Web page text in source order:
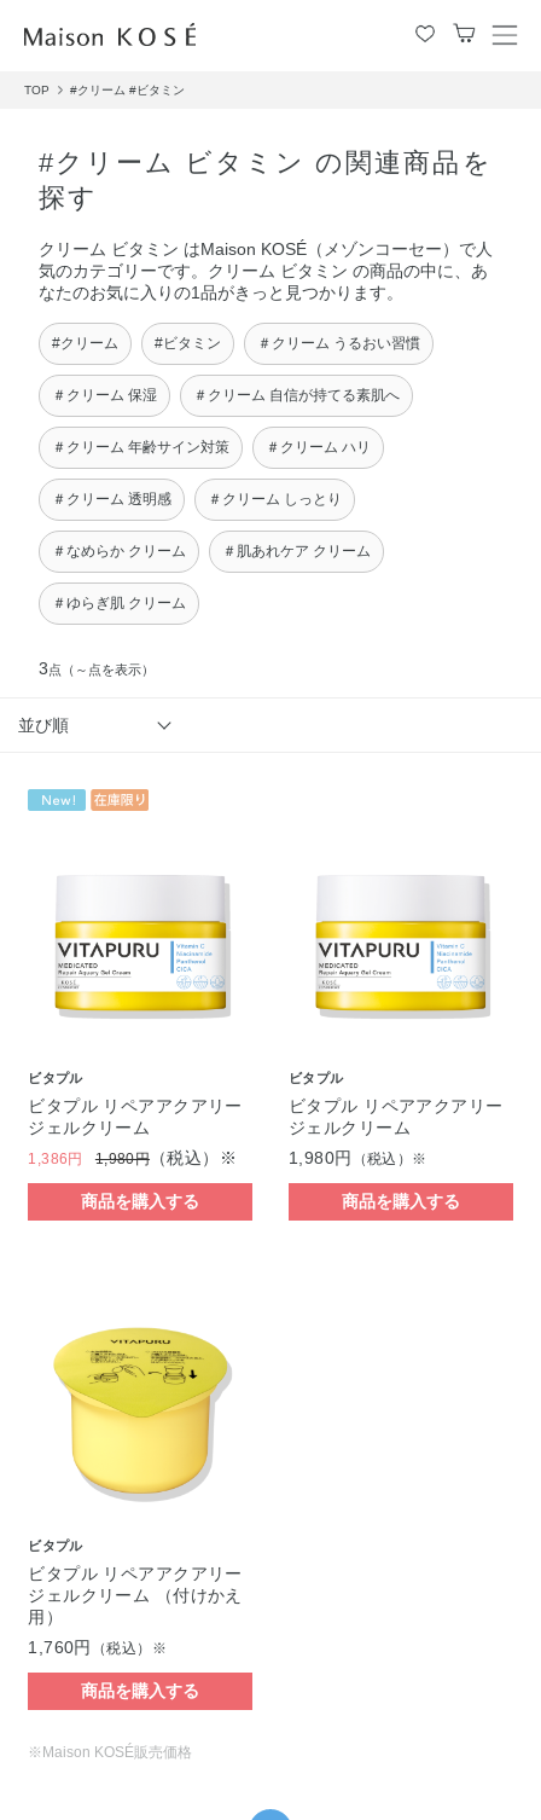
メ
TOP #クリーム #ビタミン
#クリーム ビタミン の関連商品を
探す
クリーム ビタミン はMaison KOSÉ（メゾンコーセー）で人
気のカテゴリーです。クリーム ビタミン の商品の中に、あ
なたのお気に入りの1品がきっと見つかります。
#クリーム #ビタミン ＃クリーム うるおい習慣
＃クリーム 保湿 ＃クリーム 自信が持てる素肌へ
＃クリーム 年齢サイン対策 ＃クリーム ハリ
＃クリーム 透明感 ＃クリーム しっとり
＃なめらか クリーム ＃肌あれケア クリーム
＃ゆらぎ肌 クリーム
3点 （～点を表示）
並び順
ビタプル
ビタプル リペアアクアリー
ジェルクリーム
1,386円 1,980円 （税込）※
商品を購入する
ビタプル
ビタプル リペアアクアリー
ジェルクリーム
1,980円
（税込）※
商品を購入する
ビタプル
ビタプル リペアアクアリー
ジェルクリーム （付けかえ
用）
1,760円
（税込）※
商品を購入する
※Maison KOSÉ販売価格